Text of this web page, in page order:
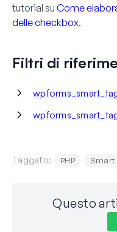
tutorial su Come
delle checkbox.
Filtri di
Taggato: PHP Smart
Questo